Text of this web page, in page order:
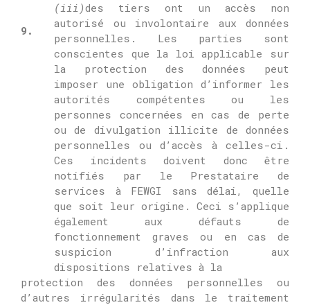
9.
(iii)des tiers ont un accès non
autorisé ou involontaire aux données
personnelles. Les parties sont
conscientes que la loi applicable sur
la protection des données peut
imposer une obligation d’informer les
autorités compétentes ou les
personnes concernées en cas de perte
ou de divulgation illicite de données
personnelles ou d’accès à celles-ci.
Ces incidents doivent donc être
notifiés par le Prestataire de
services à FEWGI sans délai, quelle
que soit leur origine. Ceci s’applique
également aux défauts de
fonctionnement graves ou en cas de
suspicion d’infraction aux
dispositions relatives à la
protection des données personnelles ou
d’autres irrégularités dans le traitement